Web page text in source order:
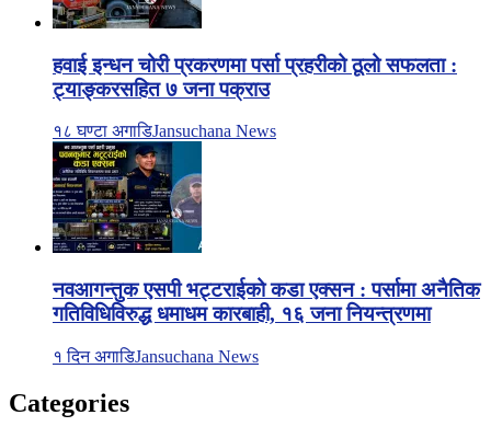
हवाई इन्धन चोरी प्रकरणमा पर्सा प्रहरीको ठूलो सफलता :
ट्याङ्करसहित ७ जना पक्राउ
१८ घण्टा अगाडिJansuchana News
नवआगन्तुक एसपी भट्टराईको कडा एक्सन : पर्सामा अनैतिक
गतिविधिविरुद्ध धमाधम कारबाही, १६ जना नियन्त्रणमा
१ दिन अगाडिJansuchana News
Categories